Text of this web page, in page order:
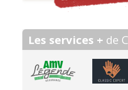
Les services + de